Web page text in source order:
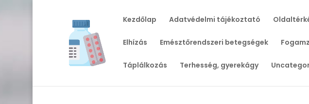
Kezdőlap Adatvédelmi tájékoztató
Elhízás Emésztőrendszeri betegségek
Táplálkozás Terhesség, gyerekágy